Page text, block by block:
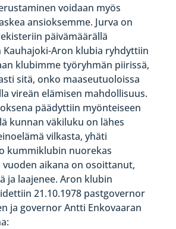
voidaan myös
ansioksemme. Jurva on
päivämäärällä
Kauhajoki-Aron klubia ryhdyttiin
klubimme työryhmän piirissä,
sitä, onko maaseutuoloissa
vireän elämisen mahdollisuus.
päädyttiin myönteiseen
kunnan väkiluku on lähes
vilkasta, yhäti
kummiklubin nuorekas
aikana on osoittanut,
ja laajenee. Aron klubin
21.10.1978 pastgovernor
ja governor Antti Enkovaaran